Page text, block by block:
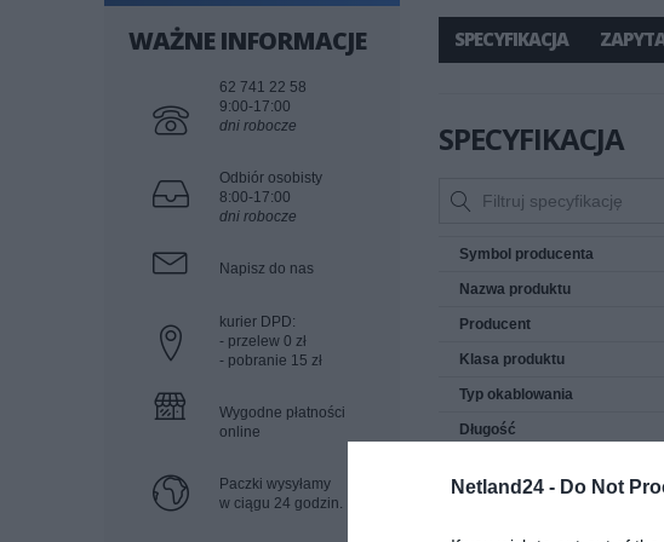
Netland24 - Do Not
WAŻNE INFORMACJE
62 741 22 58
9:00-17:00
dni robocze
Odbiór osobisty
8:00-17:00
dni robocze
Napisz do nas
kurier DPD:
- przelew 0 zł
- pobranie 15 zł
Wygodne płatności
online
Paczki wysyłamy
w ciągu 24 godzin.
SPECYFIKACJA
SPECYFIKACJA
Symbol producenta
Nazwa produktu
Producent
Klasa produktu
Typ okablowania
Długość